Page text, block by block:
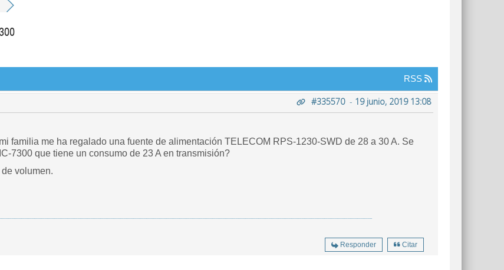
RSS
#335570- 19 junio, 2019 13:08
familia me ha regalado una fuente de alimentación TELECOM RPS-1230-SWD de 28 a 30 A. Se
7300 que tiene un consumo de 23 A en transmisión?
volumen.
Responder Citar